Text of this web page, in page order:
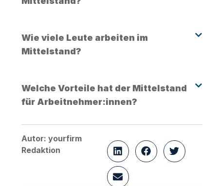
Wie viele Leute arbeiten im
Mittelstand?
Welche Vorteile hat der Mittelstand
für Arbeitnehmer:innen?
Autor: yourfirm
Redaktion